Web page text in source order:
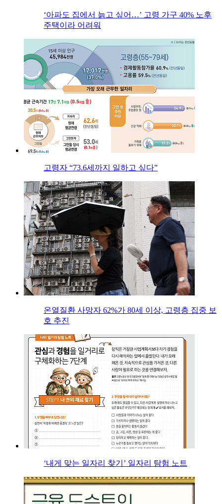
‘아파도 집에서 늙고 싶어…’ 고령 가구 40% 노후
주택이라 어려워
고령자 “73.6세까지 일하고 싶다”
온열질환 사망자 62%가 80세 이상, 고령층 집중 보
호 추진
‘내게 맞는 일자리 찾기’ 일자리 탐험 노트